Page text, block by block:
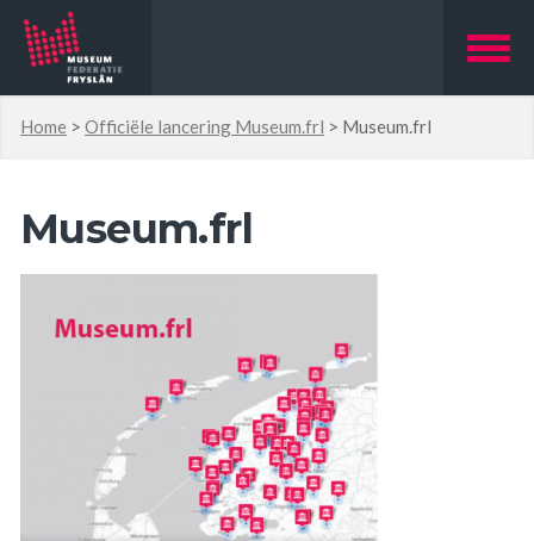
Home >Officiële lancering Museum.frl > Museum.frl
Museum.frl